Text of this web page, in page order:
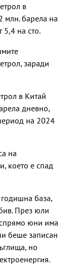
в
млн. барела на
5,4 на сто.
заради
в Китай
дневно,
на 2024
на
което е спад
база,
През юли
юни има
беше записан
но